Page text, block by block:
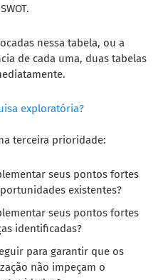
nessa tabela, ou a
de cada uma, duas tabelas
exploratória?
terceira prioridade:
seus pontos fortes
existentes?
seus pontos fortes
identificadas?
para garantir que os
não impeçam o